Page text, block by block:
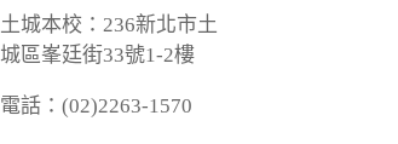
土城本校：236新北市土
城區峯廷街33號1-2樓
電話：(02)2263-1570